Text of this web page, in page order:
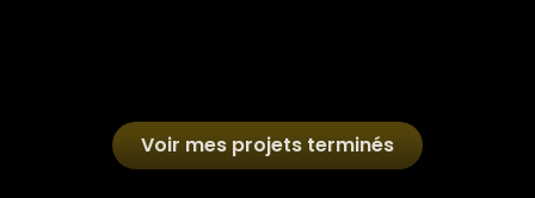
Voir mes projets terminés